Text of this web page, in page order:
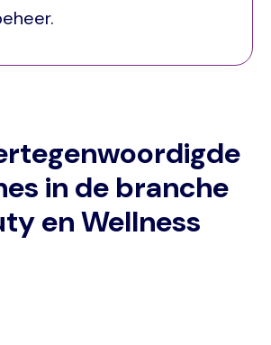
in de branche
en Wellness